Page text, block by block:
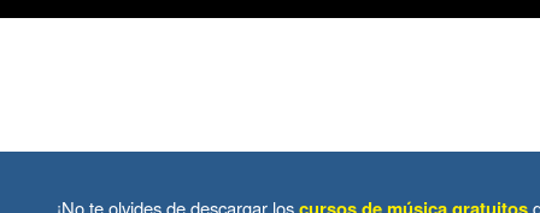
¡No te olvides de descargar los